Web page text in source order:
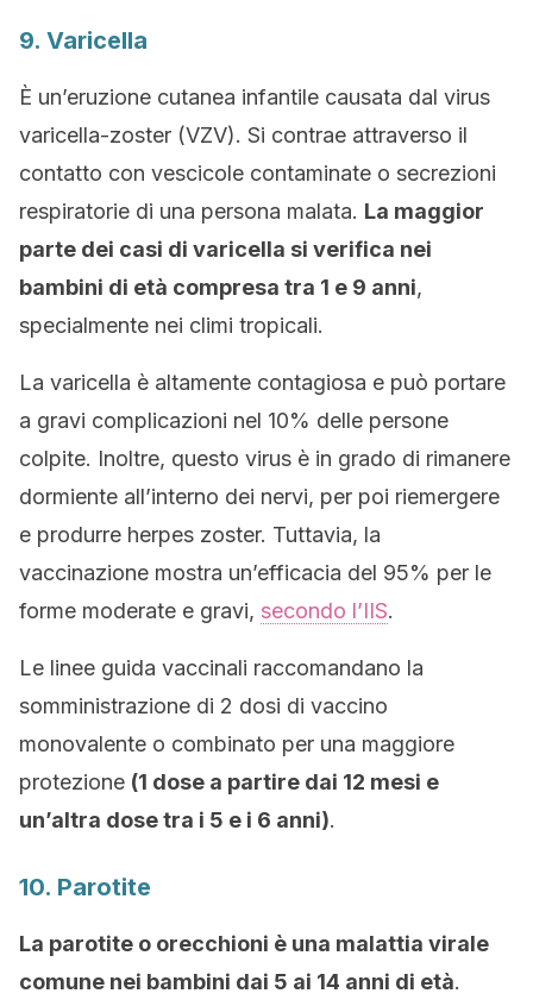
9. Varicella
È un’eruzione cutanea infantile causata dal virus
varicella-zoster (VZV). Si contrae attraverso il
contatto con vescicole contaminate o secrezioni
respiratorie di una persona malata. La maggior
parte dei casi di varicella si verifica nei
bambini di età compresa tra 1 e 9 anni,
specialmente nei climi tropicali.
La varicella è altamente contagiosa e può portare
a gravi complicazioni nel 10% delle persone
colpite. Inoltre, questo virus è in grado di rimanere
dormiente all’interno dei nervi, per poi riemergere
e produrre herpes zoster. Tuttavia, la
vaccinazione mostra un’efficacia del 95% per le
forme moderate e gravi, secondo l’IIS.
Le linee guida vaccinali raccomandano la
somministrazione di 2 dosi di vaccino
monovalente o combinato per una maggiore
protezione (1 dose a partire dai 12 mesi e
un’altra dose tra i 5 e i 6 anni).
10. Parotite
La parotite o orecchioni è una malattia virale
comune nei bambini dai 5 ai 14 anni di età.